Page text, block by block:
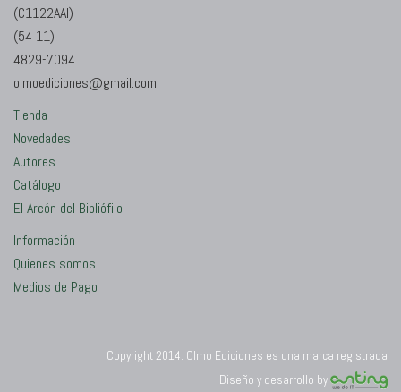
(C1122AAI)
(54 11)
4829-7094
olmoediciones@gmail.com
Tienda
Novedades
Autores
Catálogo
El Arcón del Bibliófilo
Información
Quienes somos
Medios de Pago
Copyright 2014. Olmo Ediciones es una marca registrada
Diseño y desarrollo by